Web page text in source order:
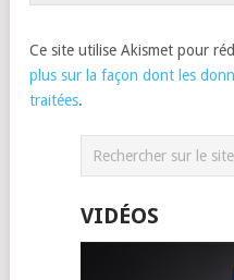
Ce site utilise Akismet pour
plus sur la façon dont les
traitées.
VIDÉOS